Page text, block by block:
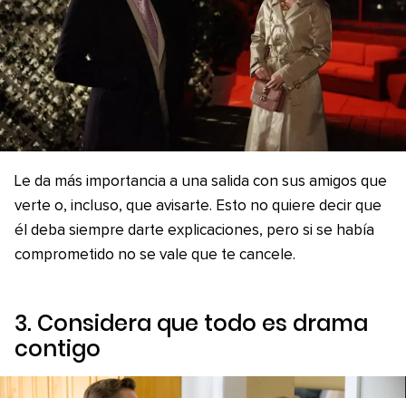
Le da más importancia a una salida con sus amigos que
verte o, incluso, que avisarte. Esto no quiere decir que
él deba siempre darte explicaciones, pero si se había
comprometido no se vale que te cancele.
3. Considera que todo es drama
contigo